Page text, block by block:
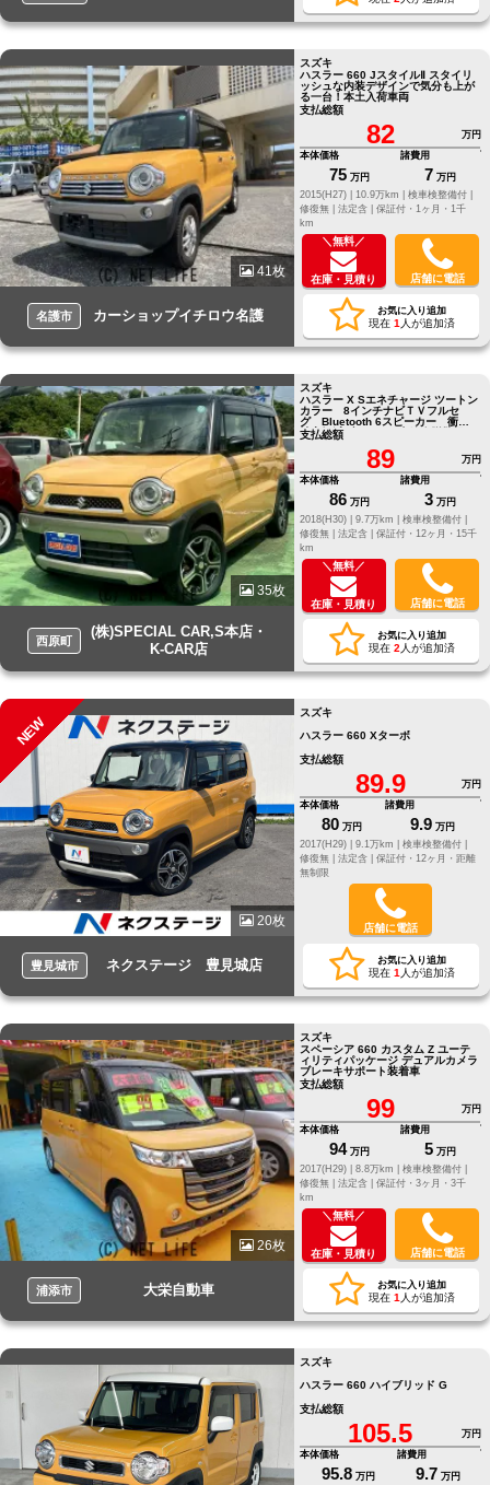
41枚
名護市 カーショップイチロウ名護
スズキ
ハスラー 660 JスタイルⅡ スタイリ
ッシュな内装デザインで気分も上が
る一台！本土入荷車両
支払総額
82
万円
本体価格
75 万円
諸費用
7 万円
2015(H27) |
10.9万km |
検車検整備付 |
修復無 | 法定含 | 保証付・1ヶ月・1千
km
＼無料／
在庫・見積り 店舗に電話
お気に入り追加
現在 1 人が追加済
35枚
西原町
(株)SPECIAL CAR,S本店・
K-CAR店
スズキ
ハスラー X Sエネチャージ ツートン
カラー 8インチナビＴＶフルセ
グ Bluetooth 6スピーカー 衝突
被害軽減ブレーキ 車線逸脱警報
HIDライト スマート
支払総額
89
万円
本体価格
86 万円
諸費用
3 万円
2018(H30) |
9.7万km |
検車検整備付 |
修復無 | 法定含 | 保証付・12ヶ月・15千
km
＼無料／
在庫・見積り 店舗に電話
お気に入り追加
現在 2 人が追加済
NEW
20枚
豊見城市 ネクステージ 豊見城店
スズキ
ハスラー 660 Xターボ
支払総額
89.9
万円
本体価格
80 万円
諸費用
9.9 万円
2017(H29) |
9.1万km |
検車検整備付 |
修復無 | 法定含 | 保証付・12ヶ月・距離
無制限
店舗に電話
お気に入り追加
現在 1 人が追加済
26枚
浦添市 大栄自動車
スズキ
スペーシア 660 カスタム Z ユーテ
ィリティパッケージ デュアルカメラ
ブレーキサポート装着車
支払総額
99
万円
本体価格
94 万円
諸費用
5 万円
2017(H29) |
8.8万km |
検車検整備付 |
修復無 | 法定含 | 保証付・3ヶ月・3千
km
＼無料／
在庫・見積り 店舗に電話
お気に入り追加
現在 1 人が追加済
スズキ
ハスラー 660 ハイブリッド G
支払総額
105.5
万円
本体価格
95.8 万円
諸費用
9.7 万円